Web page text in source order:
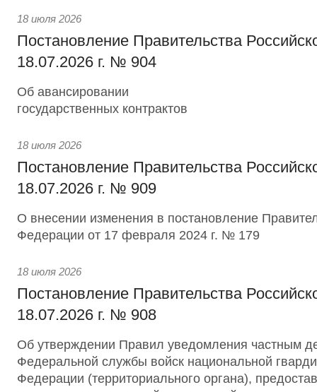
18 июля 2026
Постановление Правительства
18.07.2026 г. № 904
Об авансировании
государственных контрактов
18 июля 2026
Постановление Правительства
18.07.2026 г. № 909
О внесении изменения в постановление
Федерации от 17 февраля 2024 г. № 179
18 июля 2026
Постановление Правительства
18.07.2026 г. № 908
Об утверждении Правил уведомления частным
Федеральной службы войск национальной
Федерации (территориального органа),